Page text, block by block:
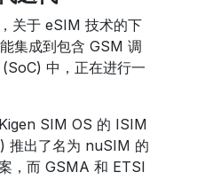
关于 eSIM 技术的下
集成到包含 GSM 调
中，正在进行一
SIM OS 的 ISIM
推出了名为 nuSIM 的
，而 GSMA 和 ETSI